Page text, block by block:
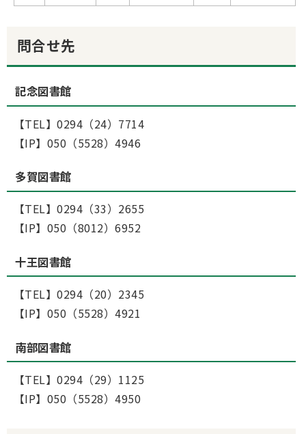
問合せ先
記念図書館
【TEL】0294（24）7714
【IP】050（5528）4946
多賀図書館
【TEL】0294（33）2655
【IP】050（8012）6952
十王図書館
【TEL】0294（20）2345
【IP】050（5528）4921
南部図書館
【TEL】0294（29）1125
【IP】050（5528）4950